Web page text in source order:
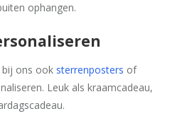
ophangen.
ons ook sterrenposters of
Leuk als kraamcadeau,